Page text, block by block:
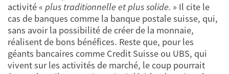
activité « plus traditionnelle et plus solide. » Il cite le
cas de banques comme la banque postale suisse, qui,
sans avoir la possibilité de créer de la monnaie,
réalisent de bons bénéfices. Reste que, pour les
géants bancaires comme Credit Suisse ou UBS, qui
vivent sur les activités de marché, le coup pourrait